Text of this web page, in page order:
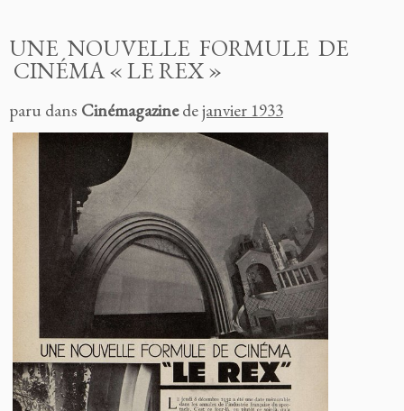
UNE NOUVELLE FORMULE DE
CINÉMA « LE REX »
paru dans Cinémagazinedejanvier 1933